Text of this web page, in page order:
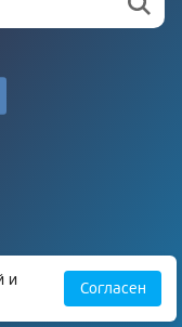
и
Согласен